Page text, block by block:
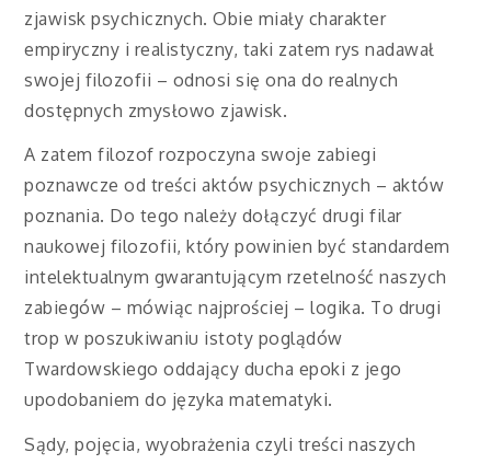
zjawisk psychicznych. Obie miały charakter
empiryczny i realistyczny, taki zatem rys nadawał
swojej filozofii – odnosi się ona do realnych
dostępnych zmysłowo zjawisk.
A zatem filozof rozpoczyna swoje zabiegi
poznawcze od treści aktów psychicznych – aktów
poznania. Do tego należy dołączyć drugi filar
naukowej filozofii, który powinien być standardem
intelektualnym gwarantującym rzetelność naszych
zabiegów – mówiąc najprościej – logika. To drugi
trop w poszukiwaniu istoty poglądów
Twardowskiego oddający ducha epoki z jego
upodobaniem do języka matematyki.
Sądy, pojęcia, wyobrażenia czyli treści naszych